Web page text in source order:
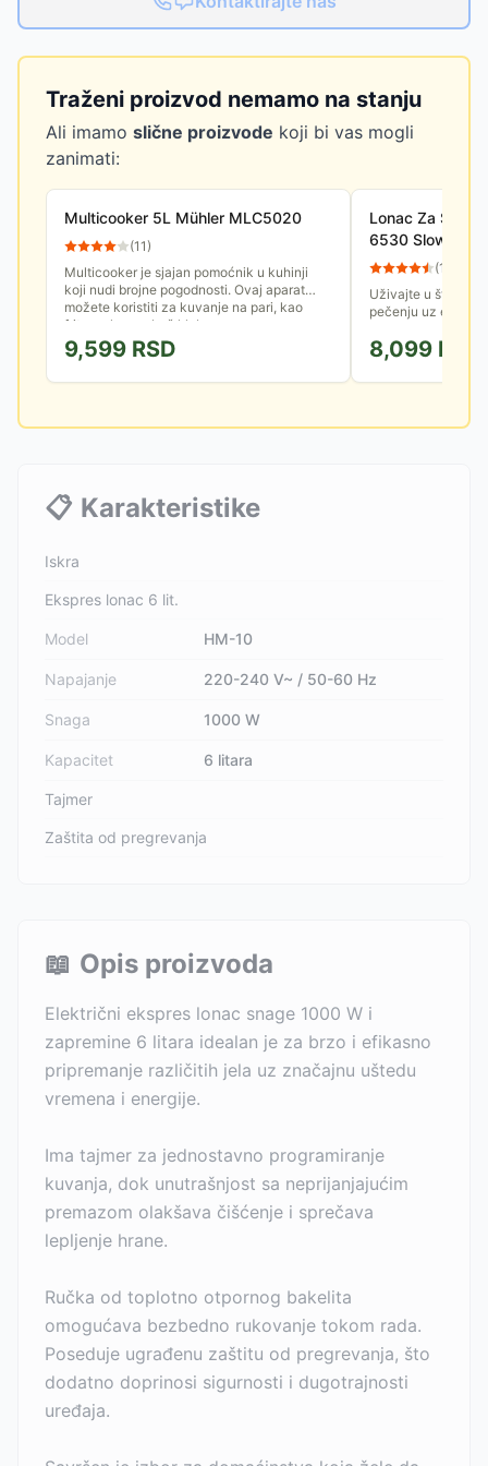
Traženi proizvod nemamo na stanju
Ali imamo slične proizvode koji bi vas mogli
zanimati:
Multicooker 5L Mühler MLC5020
(11)
Multicooker je sjajan pomoćnik u kuhinji
koji nudi brojne pogodnosti. Ovaj aparat
možete koristiti za kuvanje na pari, kao
fritezu, kao pekač hleba...
9,599 RSD
Lonac Za Sporo
6530 Slow
(12
Uživajte u
pečenju uz
8,099 RSD
📋 Karakteristike
Iskra
Ekspres lonac 6 lit.
Model HM-10
Napajanje 220-240 V~ / 50-60 Hz
Snaga 1000 W
Kapacitet 6 litara
Tajmer
Zaštita od pregrevanja
📖 Opis proizvoda
Električni ekspres lonac snage 1000 W i
zapremine 6 litara idealan je za brzo i efikasno
pripremanje različitih jela uz značajnu uštedu
vremena i energije.
Ima tajmer za jednostavno programiranje
kuvanja, dok unutrašnjost sa neprijanjajućim
premazom olakšava čišćenje i sprečava
lepljenje hrane.
Ručka od toplotno otpornog bakelita
omogućava bezbedno rukovanje tokom rada.
Poseduje ugrađenu zaštitu od pregrevanja, što
dodatno doprinosi sigurnosti i dugotrajnosti
uređaja.